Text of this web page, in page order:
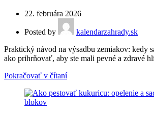
22. februára 2026
Posted by
kalendarzahrady.sk
Praktický návod na výsadbu zemiakov: kedy
ako prihrňovať, aby ste mali pevné a zdravé
Pokračovať v čítaní